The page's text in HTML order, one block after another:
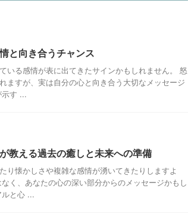
と向き合うチャンス
いる感情が表に出てきたサインかもしれません。 怒
ますが、実は自分の心と向き合う大切なメッセージ
示す ...
教える過去の癒しと未来への準備
り懐かしさや複雑な感情が湧いてきたりしますよ
く、あなたの心の深い部分からのメッセージかもし
ルと心 ...